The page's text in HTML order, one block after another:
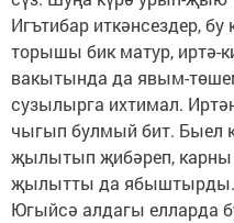
Игътибар иткәнсездер,
торышы бик матур, иртә-
вакытында да явым-
сузылырга ихтимал.
чыгып булмый бит. Быел
җылытып җибәреп,
җылытты да ябыштырды.
Югыйсә алдагы елларда